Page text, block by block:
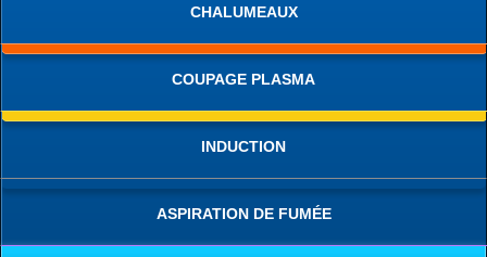
CHALUMEAUX
COUPAGE PLASMA
INDUCTION
ASPIRATION DE FUMÉE